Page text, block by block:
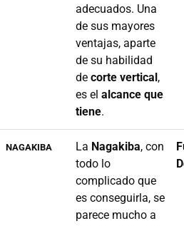
adecuados. Una
de sus mayores
ventajas, aparte
de su habilidad
de corte vertical,
es el alcance que
tiene.
NAGAKIBA La Nagakiba, con
todo lo
complicado que
es conseguirla, se
parece mucho a